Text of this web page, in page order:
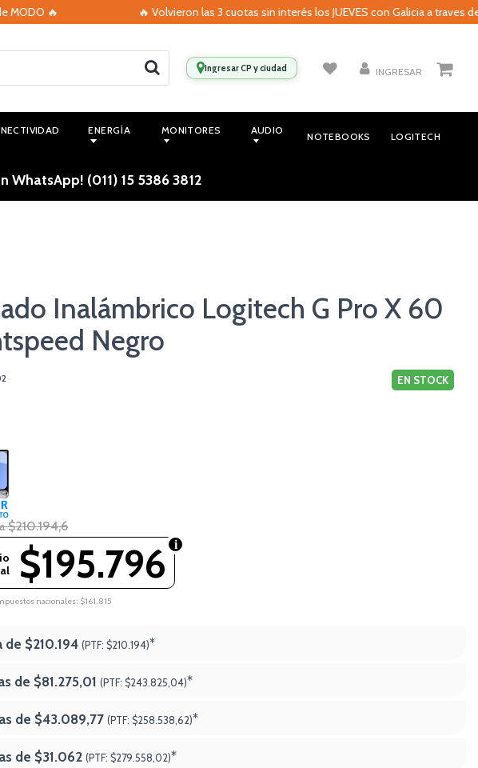
🔥 Volvieron las 3 cuotas sin interés los JUEVES con Galicia a traves de MODO 🔥
Ingresar CP y ciudad INGRESAR
ENERGÍA MONITORES AUDIO NOTEBOOKS LOGITECH
(011) 15 5386 3812
Inalámbrico Logitech G Pro X 60
Negro
EN STOCK
$210.194,6
$195.796
nacionales: $161.815
de $210.194 (PTF: $210.194)*
de $81.275,01 (PTF: $243.825,04)*
de $43.089,77 (PTF: $258.538,62)*
de $31.062 (PTF: $279.558,02)*